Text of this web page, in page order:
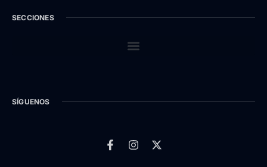
SECCIONES
SÍGUENOS